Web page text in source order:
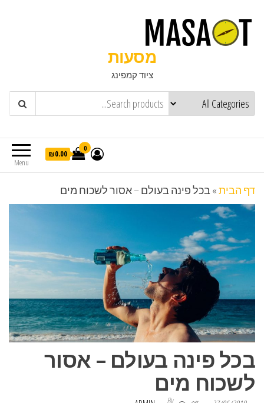
מסעות
ציוד קמפינג
Menu
0
₪0.00
דף הבית»בכל פינה בעולם – אסור לשכוח מים
בכל פינה בעולם – אסור
לשכוח מים
By